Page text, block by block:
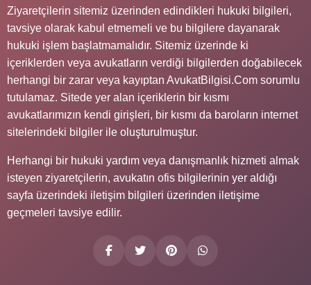
Ziyaretçilerin sitemiz üzerinden edindikleri hukuki bilgileri,
tavsiye olarak kabul etmemeli ve bu bilgilere dayanarak
hukuki işlem başlatmamalıdır. Sitemiz üzerinde ki
içeriklerden veya avukatların verdiği bilgilerden doğabilecek
herhangi bir zarar veya kayıptan AvukatBilgisi.Com sorumlu
tutulamaz. Sitede yer alan içeriklerin bir kısmı
avukatlarımızın kendi girişleri, bir kısmı da baroların internet
sitelerindeki bilgiler ile oluşturulmuştur.
Herhangi bir hukuki yardım veya danışmanlık hizmeti almak
isteyen ziyaretçilerin, avukatın ofis bilgilerinin yer aldığı
sayfa üzerindeki iletişim bilgileri üzerinden iletişime
geçmeleri tavsiye edilir.